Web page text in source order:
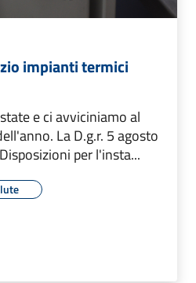
impianti termici
e ci avviciniamo al
La D.g.r. 5 agosto
per l'insta...